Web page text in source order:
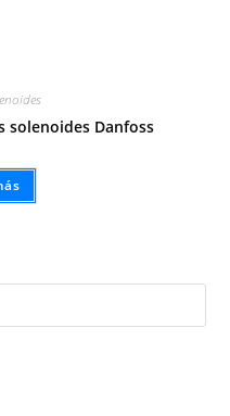
solenoides Danfoss